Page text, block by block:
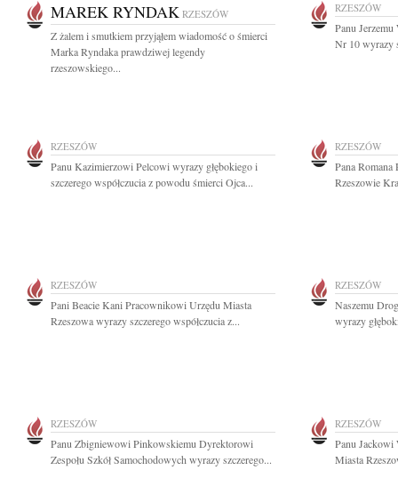
MAREK RYNDAK RZESZÓW
Z żalem i smutkiem przyjąłem wiadomość o śmierci
Marka Ryndaka prawdziwej legendy
rzeszowskiego...
RZESZÓW
Panu
Nr 10 wyrazy
RZESZÓW
Panu Kazimierzowi Pelcowi wyrazy głębokiego i
szczerego współczucia z powodu śmierci Ojca...
RZESZÓW
Pana
Rzeszowie
RZESZÓW
Pani Beacie Kani Pracownikowi Urzędu Miasta
Rzeszowa wyrazy szczerego współczucia z...
RZESZÓW
Naszemu
wyrazy
RZESZÓW
Panu Zbigniewowi Pinkowskiemu Dyrektorowi
Zespołu Szkół Samochodowych wyrazy szczerego...
RZESZÓW
Panu
Miasta